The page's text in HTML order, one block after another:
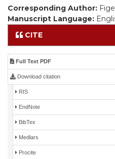
Corresponding Author:
Manuscript Language:
CITE
Full Text PDF
Download citation
RIS
EndNote
BibTex
Medlars
Procite